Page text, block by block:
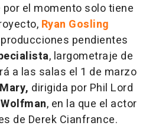
el momento solo tiene
Ryan Gosling
pendientes
, largometraje de
a las salas el 1 de marzo
dirigida por Phil Lord
Wolfman, en la que el actor
de Derek Cianfrance.